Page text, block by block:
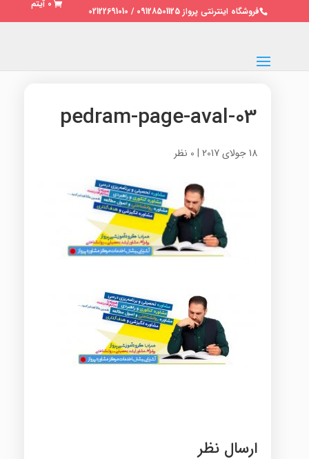
فروشگاه اینترنتی پرواز 09128501125 / 02122691010
0 آیتم
pedram-page-aval-03
18 جولای 2017 | 0 نظر
ارسال نظر